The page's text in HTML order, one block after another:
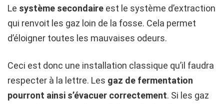
Le système secondaire est le système d’extraction
qui renvoit les gaz loin de la fosse. Cela permet
d’éloigner toutes les mauvaises odeurs.
Ceci est donc une installation classique qu’il faudra
respecter à la lettre. Les gaz de fermentation
pourront ainsi s’évacuer correctement. Si les gaz